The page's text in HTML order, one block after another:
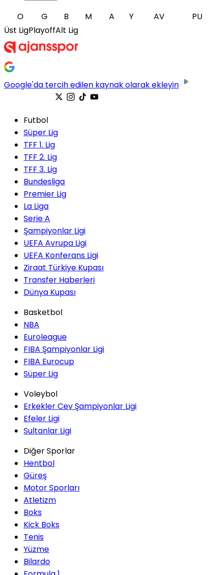
O G B M A Y AV
PU
Üst LigPlayoffAlt Lig
Google'da tercih edilen kaynak olarak ekleyin
Futbol
Süper Lig
TFF 1. Lig
TFF 2. Lig
TFF 3. Lig
Bundesliga
Premier Lig
La Liga
Serie A
Şampiyonlar Ligi
UEFA Avrupa Ligi
UEFA Konferans Ligi
Ziraat Türkiye Kupası
Transfer Haberleri
Dünya Kupası
Basketbol
NBA
Euroleague
FIBA Şampiyonlar Ligi
FIBA Eurocup
Süper Lig
Voleybol
Erkekler Cev Şampiyonlar Ligi
Efeler Ligi
Sultanlar Ligi
Diğer Sporlar
Hentbol
Güreş
Motor Sporları
Atletizm
Boks
Kick Boks
Tenis
Yüzme
Bilardo